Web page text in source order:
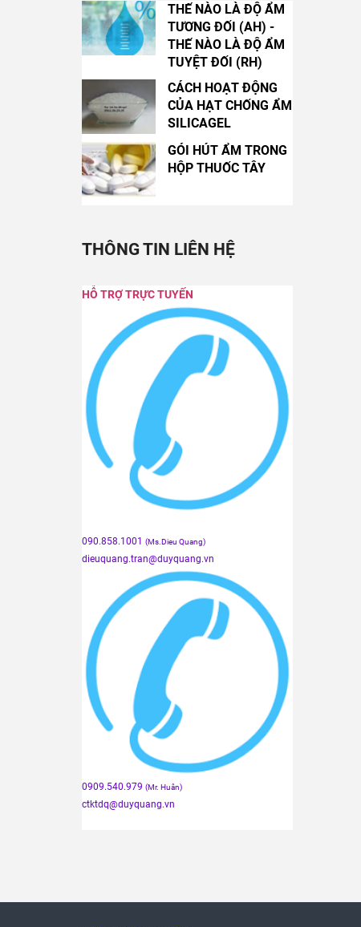
THẾ NÀO LÀ ĐỘ ẨM
TƯƠNG ĐỐI (AH) -
THẾ NÀO LÀ ĐỘ ẨM
TUYỆT ĐỐI (RH)
CÁCH HOẠT ĐỘNG
CỦA HẠT CHỐNG ẨM
SILICAGEL
GÓI HÚT ẨM TRONG
HỘP THUỐC TÂY
THÔNG TIN LIÊN HỆ
HỖ TRỢ TRỰC TUYẾN
090.858.1001 (Ms.Dieu Quang)
dieuquang.tran@duyquang.vn
0909.540.979 (Mr. Huân)
ctktdq@duyquang.vn